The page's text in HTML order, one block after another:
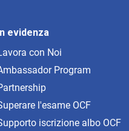
evidenza
con Noi
Program
l'esame OCF
iscrizione albo OCF